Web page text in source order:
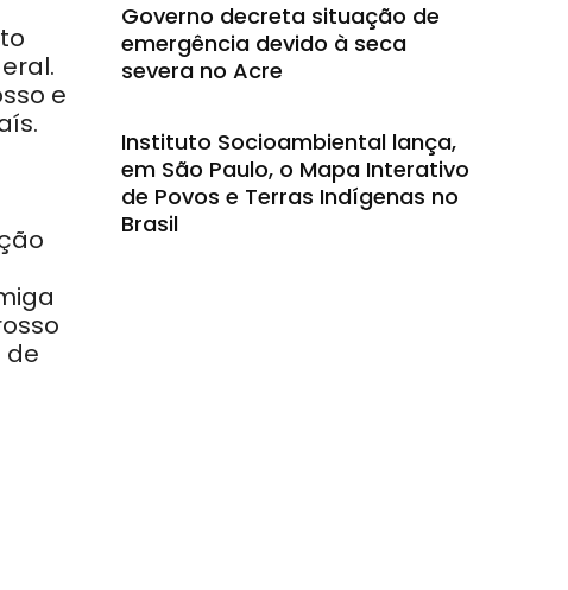
e
de
Governo decreta situação de
emergência devido à seca
severa no Acre
Instituto Socioambiental lança,
em São Paulo, o Mapa Interativo
de Povos e Terras Indígenas no
Brasil